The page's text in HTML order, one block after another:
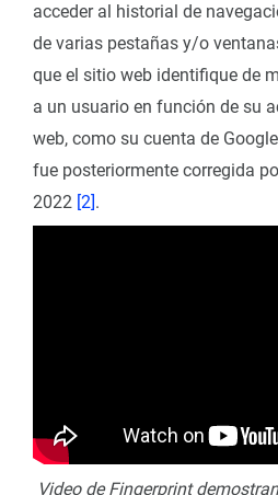
acceder al historial de
de varias pestañas y/o
que el sitio web identifique de
a un usuario en función de su
web, como su cuenta de Google
fue posteriormente corregida
2022 [2].
Video de Fingerprint